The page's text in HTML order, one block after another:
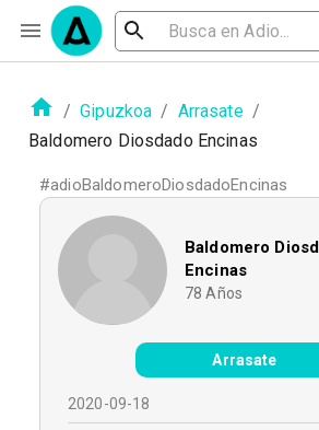
/ Gipuzkoa / Arrasate /
Baldomero Diosdado Encinas
#adioBaldomeroDiosdadoEncinas
Baldomero
Encinas
78 Años
Arrasate
2020-09-18